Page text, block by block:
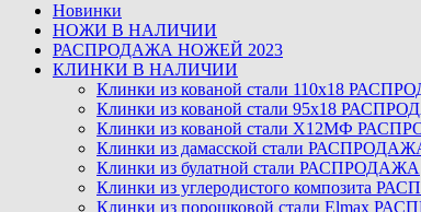
Новинки
НОЖИ В НАЛИЧИИ
РАСПРОДАЖА НОЖЕЙ 2023
КЛИНКИ В НАЛИЧИИ
Клинки из кованой стали 110х18
Клинки из кованой стали 95х18
Клинки из кованой стали Х12МФ
Клинки из дамасской стали
Клинки из булатной стали РАСПРОДАЖА
Клинки из углеродистого композита
Клинки из порошковой стали Elmax